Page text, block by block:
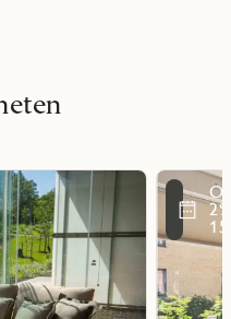
Les
mer
objekt
H0101_VF
5